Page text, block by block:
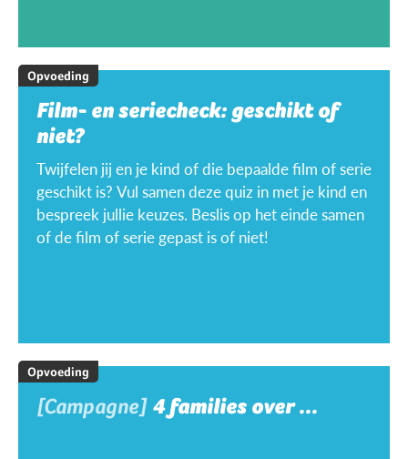
Opvoeding
Film- en seriecheck: geschikt of
niet?
Twijfelen jij en je kind of die bepaalde film of serie
geschikt is? Vul samen deze quiz in met je kind en
bespreek jullie keuzes. Beslis op het einde samen
of de film of serie gepast is of niet!
Opvoeding
[Campagne] 4 families over ...